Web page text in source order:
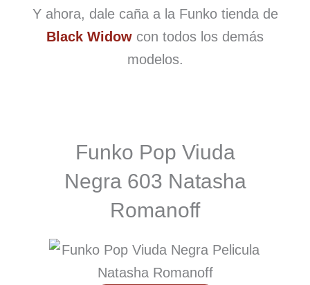
Y ahora, dale caña a la Funko tienda de
Black Widow con todos los demás
modelos.
Funko Pop Viuda
Negra 603 Natasha
Romanoff